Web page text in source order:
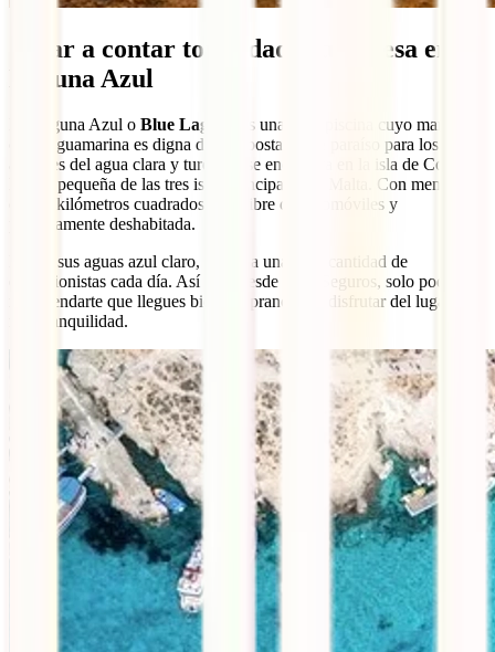
Jugar a contar tonalidades turquesa en la
Laguna Azul
La Laguna Azul o Blue Lagoon
es una gran piscina cuyo mar de
color aguamarina es digna de una postal. Este paraíso para los
amantes del agua clara y turquesa se encuentra en la isla de Comino,
la más pequeña de las tres islas principales de Malta. Con menos de
cuatro kilómetros cuadrados, está libre de automóviles y
prácticamente deshabitada.
Eso, y sus aguas azul claro, atraen a una gran cantidad de
excursionistas cada día. Así que, desde IATI Seguros, solo podemos
recomendarte que llegues bien temprano para disfrutar del lugar con
más tranquilidad.